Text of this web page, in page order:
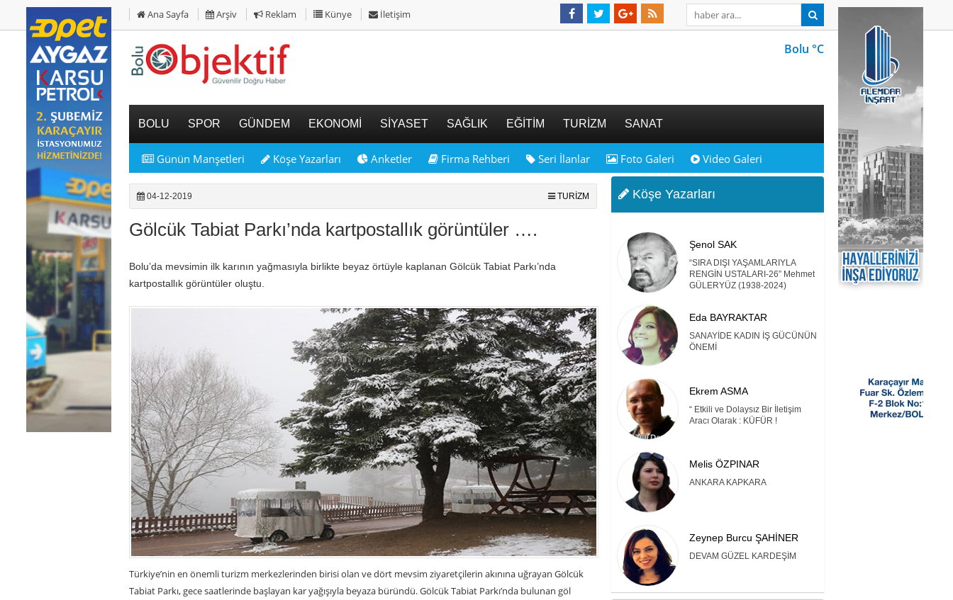
Ana Sayfa Arşiv Reklam Künye İletişim
Bolu °C
BOLU SPOR GÜNDEM EKONOMİ SİYASET SAĞLIK EĞİTİM TURİZM SANAT
Günün Manşetleri Köşe Yazarları Anketler Firma Rehberi Seri İlanlar Foto Galeri Video Galeri
04-12-2019 TURİZM
Gölcük Tabiat Parkı’nda kartpostallık görüntüler ….
Bolu’da mevsimin ilk karının yağmasıyla birlikte beyaz örtüyle kaplanan Gölcük Tabiat Parkı’nda
kartpostallık görüntüler oluştu.
Türkiye’nin en önemli turizm merkezlerinden birisi olan ve dört mevsim ziyaretçilerin akınına uğrayan Gölcük
Tabiat Parkı, gece saatlerinde başlayan kar yağışıyla beyaza büründü. Gölcük Tabiat Parkı’nda bulunan göl
Köşe Yazarları
Şenol SAK
“SIRA DIŞI YAŞAMLARIYLA
RENGİN USTALARI-26” Mehmet
GÜLERYÜZ (1938-2024)
Eda BAYRAKTAR
SANAYİDE KADIN İŞ GÜCÜNÜN
ÖNEMİ
Ekrem ASMA
“ Etkili ve Dolaysız Bir İletişim
Aracı Olarak : KÜFÜR !
Melis ÖZPINAR
ANKARA KAPKARA
Zeynep Burcu ŞAHİNER
DEVAM GÜZEL KARDEŞİM